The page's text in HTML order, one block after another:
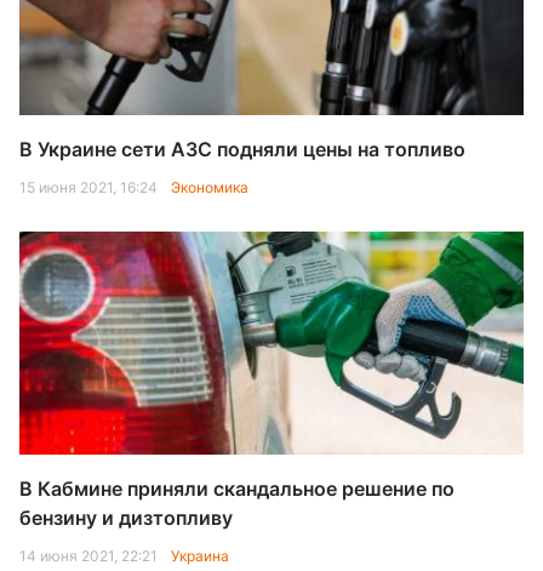
В Украине сети АЗС подняли цены на топливо
15 июня 2021, 16:24 Экономика
В Кабмине приняли скандальное решение по
бензину и дизтопливу
14 июня 2021, 22:21 Украина